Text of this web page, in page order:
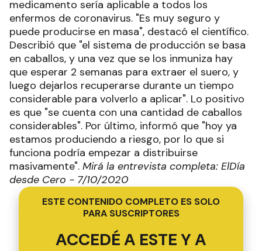
medicamento sería aplicable a todos los
enfermos de coronavirus. "Es muy seguro y
puede producirse en masa", destacó el científico.
Describió que "el sistema de producción se basa
en caballos, y una vez que se los inmuniza hay
que esperar 2 semanas para extraer el suero, y
luego dejarlos recuperarse durante un tiempo
considerable para volverlo a aplicar". Lo positivo
es que "se cuenta con una cantidad de caballos
considerables". Por último, informó que "hoy ya
estamos produciendo a riesgo, por lo que si
funciona podría empezar a distribuirse
masivamente". Mirá la entrevista completa: ElDía
desde Cero - 7/10/2020
ESTE CONTENIDO COMPLETO ES SOLO
PARA SUSCRIPTORES
ACCEDÉ A ESTE Y A